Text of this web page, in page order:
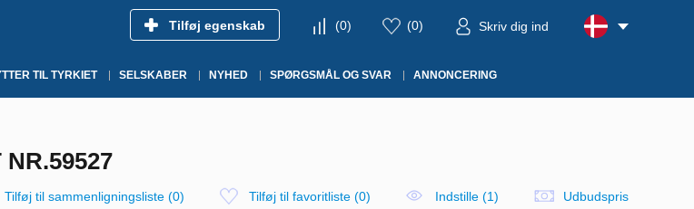
Tilføj egenskab (0) (0) Skriv dig ind
TIL TYRKIET SELSKABER NYHED SPØRGSMÅL OG SVAR ANNONCERING
Tilføj til sammenligningsliste (0) Tilføj til favoritliste (0) Indstille (1) Udbudspris